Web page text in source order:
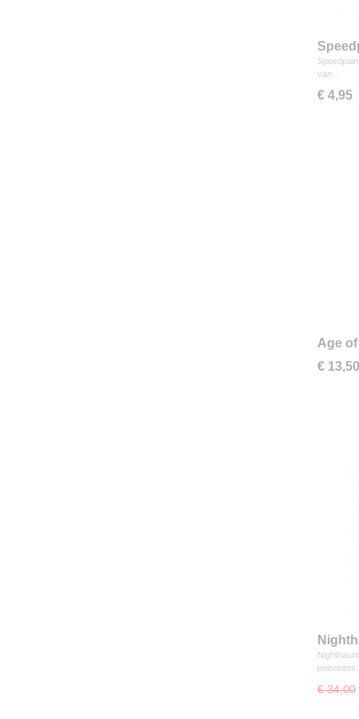
van…
€ 4,95
Age
€ 13,50
poisoners…
€ 34,00